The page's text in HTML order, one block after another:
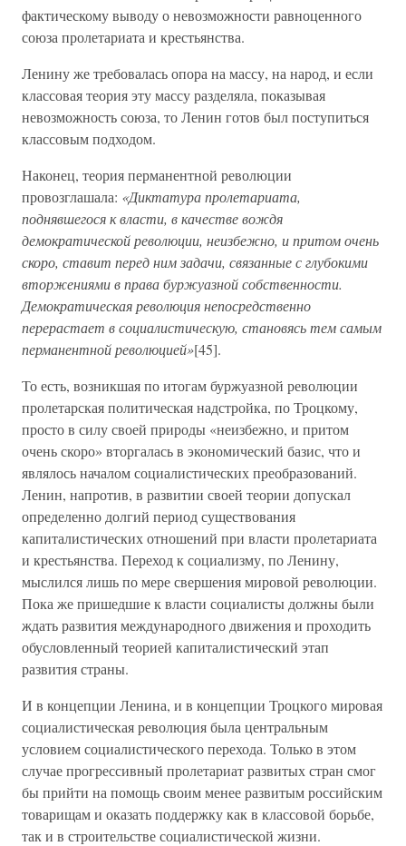
фактическому выводу о невозможности равноценного
союза пролетариата и крестьянства.
Ленину же требовалась опора на массу, на народ, и если
классовая теория эту массу разделяла, показывая
невозможность союза, то Ленин готов был поступиться
классовым подходом.
Наконец, теория перманентной революции
провозглашала: «Диктатура пролетариата,
поднявшегося к власти, в качестве вождя
демократической революции, неизбежно, и притом очень
скоро, ставит перед ним задачи, связанные с глубокими
вторжениями в права буржуазной собственности.
Демократическая революция непосредственно
перерастает в социалистическую, становясь тем самым
перманентной революцией»[45].
То есть, возникшая по итогам буржуазной революции
пролетарская политическая надстройка, по Троцкому,
просто в силу своей природы «неизбежно, и притом
очень скоро» вторгалась в экономический базис, что и
являлось началом социалистических преобразований.
Ленин, напротив, в развитии своей теории допускал
определенно долгий период существования
капиталистических отношений при власти пролетариата
и крестьянства. Переход к социализму, по Ленину,
мыслился лишь по мере свершения мировой революции.
Пока же пришедшие к власти социалисты должны были
ждать развития международного движения и проходить
обусловленный теорией капиталистический этап
развития страны.
И в концепции Ленина, и в концепции Троцкого мировая
социалистическая революция была центральным
условием социалистического перехода. Только в этом
случае прогрессивный пролетариат развитых стран смог
бы прийти на помощь своим менее развитым российским
товарищам и оказать поддержку как в классовой борьбе,
так и в строительстве социалистической жизни.